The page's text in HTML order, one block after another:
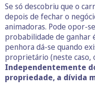
Se só descobriu que o
depois de fechar o
animadoras. Pode opor-
probabilidade de ganhar
penhora dá-se quando
proprietário (neste
Independentemente
propriedade, a dívida